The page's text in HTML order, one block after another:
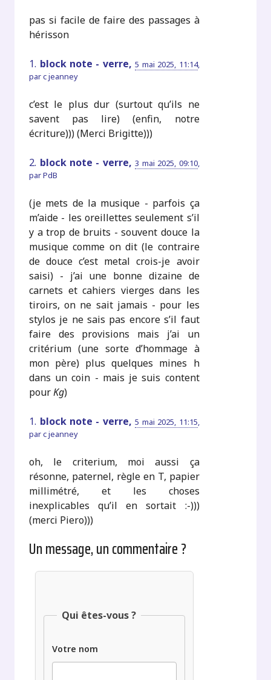
pas si facile de faire des passages à
hérisson
1. block note - verre,5 mai 2025, 11:14,
parc jeanney
c’est le plus dur (surtout qu’ils ne
savent pas lire) (enfin, notre
écriture))) (Merci Brigitte)))
2. block note - verre,3 mai 2025, 09:10,
parPdB
(je mets de la musique - parfois ça
m’aide - les oreillettes seulement s’il
y a trop de bruits - souvent douce la
musique comme on dit (le contraire
de douce c’est metal crois-je avoir
saisi) - j’ai une bonne dizaine de
carnets et cahiers vierges dans les
tiroirs, on ne sait jamais - pour les
stylos je ne sais pas encore s’il faut
faire des provisions mais j’ai un
critérium (une sorte d’hommage à
mon père) plus quelques mines h
dans un coin - mais je suis content
pourKg)
1. block note - verre,5 mai 2025, 11:15
parc jeanney
oh, le criterium, moi aussi ça
résonne, paternel, règle en T, papier
millimétré, et les choses
inexplicables qu’il en sortait :-)))
(merci Piero)))
Un message, un commentaire ?
Qui êtes-vous ?
Votre nom